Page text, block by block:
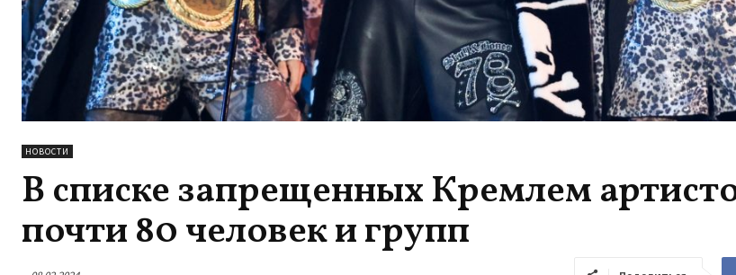
НОВОСТИ
В списке запрещенных Кремлем
почти 80 человек и групп